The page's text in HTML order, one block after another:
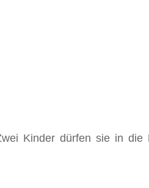
Kinder dürfen sie in die